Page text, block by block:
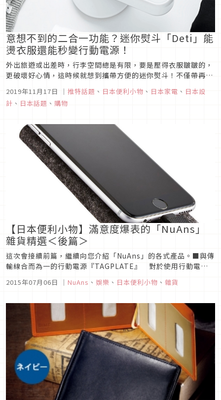
意想不到的二合一功能？迷你熨斗「Deti」能
燙衣服還能秒變行動電源！
外出旅遊或出差時，行李空間總是有限，要是壓得衣服皺皺的，
更破壞好心情，這時候就想到攜帶方便的迷你熨斗！不僅帶再多
能快速撫平皺褶，今天要為大家介紹一款很厲害的迷你熨斗，不
但免插電、免加水，更狂的是還能兼作行動電源，令人意想不
2019年11月17日 ｜ 推特話題 、 日本便利小物 、 日本家電 、 日本設
計 、 日本話題 、 購物
【日本便利小物】滿意度爆表的「NuAns」
雜貨精選＜後篇＞
這次會接續前篇，繼續向您介紹「NuAns」的各式產品。■與傳
輸線合而為一的行動電源『TAGPLATE』 對於使用行動電源
線，行動電源就只是一個沒用的重盒子。為了防止這種疏忽的發
2015年07月06日 ｜ NuAns 、 娛樂 、 日本便利小物 、 雜貨